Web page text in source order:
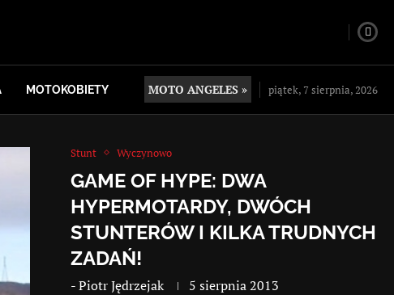
MOTOKOBIETY MOTO ANGELES » piątek, 7 sierpnia, 2026
Stunt Wyczynowo
GAME OF HYPE: DWA
HYPERMOTARDY, DWÓCH
STUNTERÓW I KILKA TRUDNYCH
ZADAŃ!
-Piotr Jędrzejak 5 sierpnia 2013